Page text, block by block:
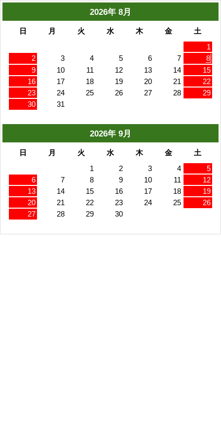
2026年 8月
日 月 火 水 木 金
土
1
2
3 4 5 6 7
8
9
10 11 12 13 14
15
16
17 18 19 20 21
22
23
24 25 26 27 28
29
30
31
2026年 9月
日 月 火 水 木 金
土
1
2 3 4
5
6
7 8 9 10 11
12
13
14 15 16 17 18
19
20
21 22 23 24 25
26
27
28 29 30